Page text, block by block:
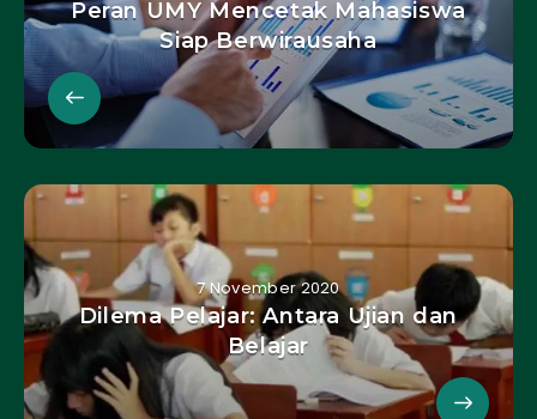
Peran UMY Mencetak Mahasiswa
Siap Berwirausaha
7 November 2020
Dilema Pelajar: Antara Ujian dan
Belajar